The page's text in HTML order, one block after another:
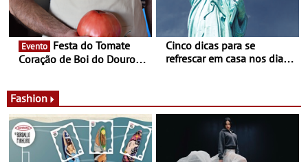
Evento
Coração de Boi do Douro -
Cinco dicas para se
refrescar em casa nos dias
Fashion